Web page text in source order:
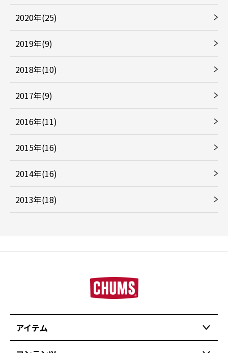
2020年(25)
2019年(9)
2018年(10)
2017年(9)
2016年(11)
2015年(16)
2014年(16)
2013年(18)
アイテム